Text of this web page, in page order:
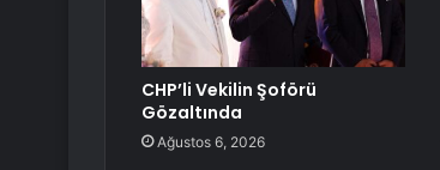
CHP’li Vekilin Şoförü
Gözaltında
Ağustos 6, 2026